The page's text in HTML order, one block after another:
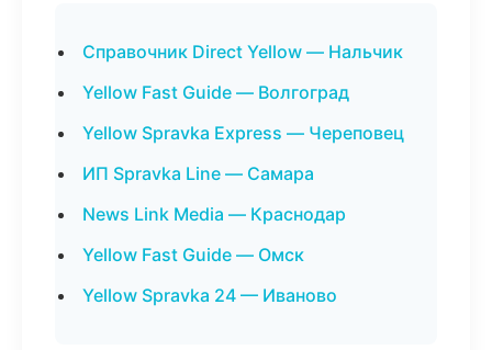
Справочник Direct Yellow — Нальчик
Yellow Fast Guide — Волгоград
Yellow Spravka Express — Череповец
ИП Spravka Line — Самара
News Link Media — Краснодар
Yellow Fast Guide — Омск
Yellow Spravka 24 — Иваново